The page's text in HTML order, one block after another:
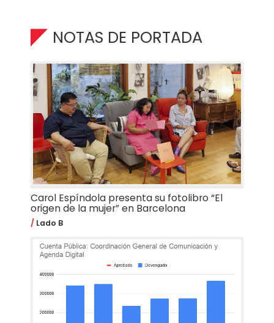
NOTAS DE PORTADA
Carol Espíndola presenta su fotolibro “El
origen de la mujer” en Barcelona
Lado B